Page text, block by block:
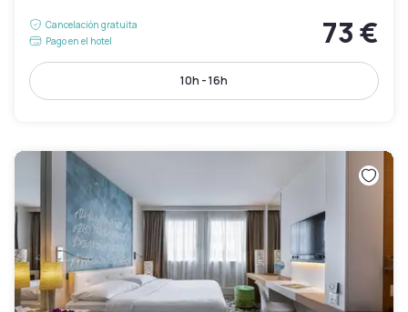
Cancelación gratuita
Pago en el hotel
73 €
10h - 16h